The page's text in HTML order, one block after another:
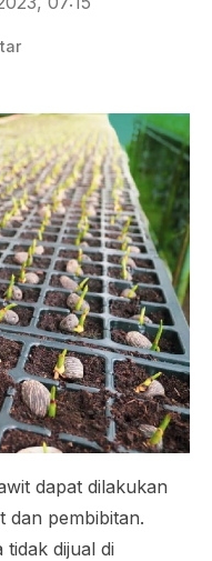
dapat dilakukan
dan pembibitan.
dijual di